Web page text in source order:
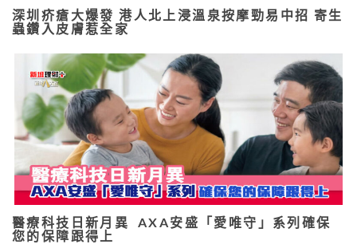
深圳疥瘡大爆發 港人北上浸溫泉按摩勁易中招 寄生
蟲鑽入皮膚惹全家
醫療科技日新月異 AXA安盛「愛唯守」系列確保
您的保障跟得上